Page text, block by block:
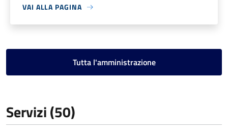
VAI ALLA PAGINA
Tutta l'amministrazione
Servizi (50)